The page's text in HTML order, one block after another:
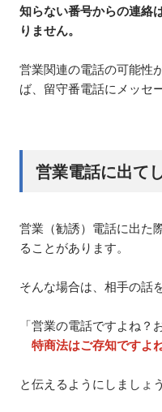
知らない番号からの連絡
りません。
営業関連の電話の可能性
ば、留守番電話にメッセ
営業電話に出て
営業（勧誘）電話に出た
ることがあります。
そんな場合は、相手の話
「営業の電話ですよね？
特商法はご存知ですよ
と伝えるようにしましょう